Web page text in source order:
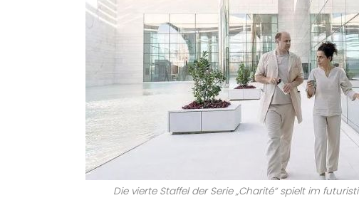
Die vierte Staffel der Serie „Charité“ spielt im